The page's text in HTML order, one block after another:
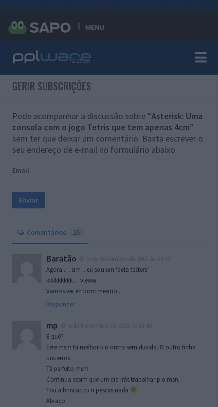
MENU
GERIR SUBSCRIÇÕES
Pode acompanhar a discussão sobre “Asterisk: Uma
consola com o jogo Tetris que tem apenas 4cm”
sem ter que deixar um comentário. Basta escrever o
seu endereço de e-mail no formulário abaixo.
Email
Comentários 25
Baratão
Agora … sim .. eu sou um ‘beta testers’
kkkkkkkkk… vleww
Vamos ver eh bom mesmo..
Responder
mp
E quê?
Este msm ta melhor k o outro sem duvida. O outro tinha
uns erros.
Tá perfeito msm.
Continua assim que um dia irás trabalhar p o msn.
Tou a brincar, tu n pescas nada
Abraço